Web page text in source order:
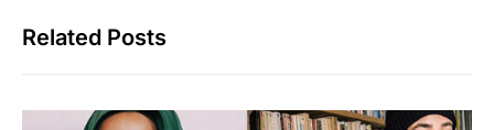
Related Posts